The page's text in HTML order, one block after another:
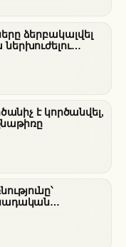
ձերբակալվել
է կործանվել,